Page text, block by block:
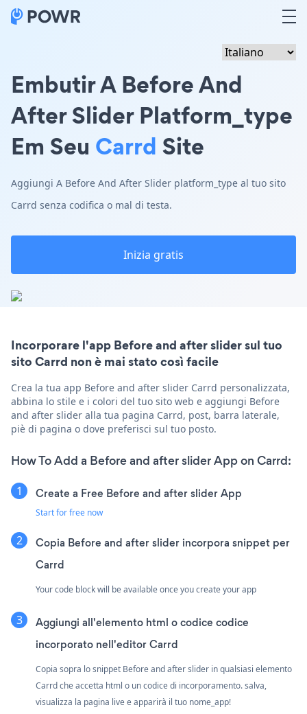
Embutir A Before And
After Slider Platform_type
Em Seu Carrd Site
Aggiungi A Before And After Slider platform_type al tuo sito
Carrd senza codifica o mal di testa.
Inizia gratis
Incorporare l'app Before and after slider sul tuo
sito Carrd non è mai stato così facile
Crea la tua app Before and after slider Carrd personalizzata,
abbina lo stile e i colori del tuo sito web e aggiungi Before
and after slider alla tua pagina Carrd, post, barra laterale,
piè di pagina o dove preferisci sul tuo posto.
How To Add a Before and after slider App on Carrd:
Create a Free Before and after slider App
Start for free now
Copia Before and after slider incorpora snippet per
Carrd
Your code block will be available once you create your app
Aggiungi all'elemento html o codice codice
incorporato nell'editor Carrd
Copia sopra lo snippet Before and after slider in qualsiasi elemento
Carrd che accetta html o un codice di incorporamento. salva,
visualizza la pagina live e apparirà il tuo nome_app!